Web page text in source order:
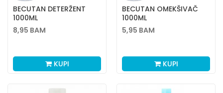
BECUTAN DETERŽENT
1000ML
8,95 BAM
KUPI
BECUTAN OMEKŠIVAČ
1000ML
5,95 BAM
KUPI